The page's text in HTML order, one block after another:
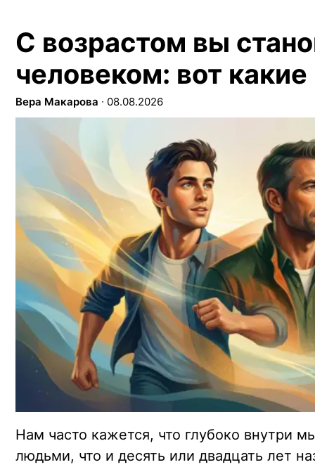
С возрастом вы
человеком: вот
Вера Макарова ∙ 08.08.2026
Нам часто кажется, что глубоко внутри
людьми, что и десять или двадцать лет